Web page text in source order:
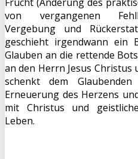
von vergangenen
Vergebung und
geschieht irgendwann ein
Glauben an die rettende
an den Herrn Jesus Christus
schenkt dem
Erneuerung des Herzens
mit Christus und
Leben.